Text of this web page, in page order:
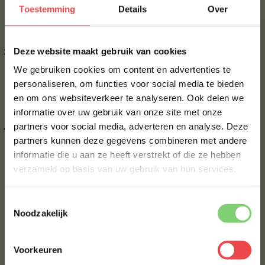
Toestemming Details Over
Deze website maakt gebruik van cookies
We gebruiken cookies om content en advertenties te
personaliseren, om functies voor social media te bieden
en om ons websiteverkeer te analyseren. Ook delen we
informatie over uw gebruik van onze site met onze
partners voor social media, adverteren en analyse. Deze
partners kunnen deze gegevens combineren met andere
informatie die u aan ze heeft verstrekt of die ze hebben
verzameld op basis van uw gebruik van hun services.
Noodzakelijk
Voorkeuren
eruit springt. We zullen letten op originaliteit,
De winnaar van onze BBQ Recepten Winactie
ontvangt een heerlijk BBQ pakket boordevol
sappige steaks, smakelijke marinades, heerlijke
bijgerechten en nog veel meer. Je krijgt alles voor
een onvergetelijke BBQ-ervaring!
Het winnende recept krijgt een welverdiend plekje
op onze website, naast onze andere recepten.
Denk eens aan al die BBQ-fans die jouw creatie
zullen ontdekken, proberen en ervan genieten…
Dus waar wacht je nog op? Grijp je schort, steek
de grill aan en laat je creativiteit de vrije loop.
Stuur vandaag nog jouw BBQ recept in en maak
10% korting op je
eerste bestelling*
Schrijf je in voor onze nieuwsbrief en ontvang direct
10% korting op jouw eerste bestelling.
VOORNAAM
ACHTERNAAM